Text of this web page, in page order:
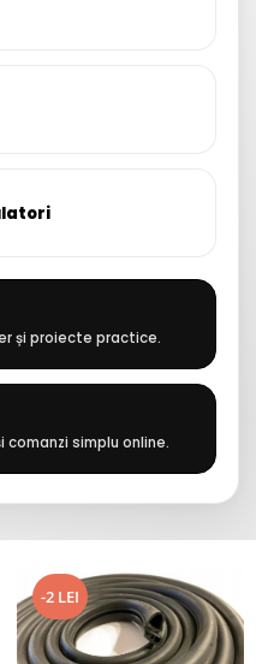
și proiecte practice.
simplu online.
-2 LEI